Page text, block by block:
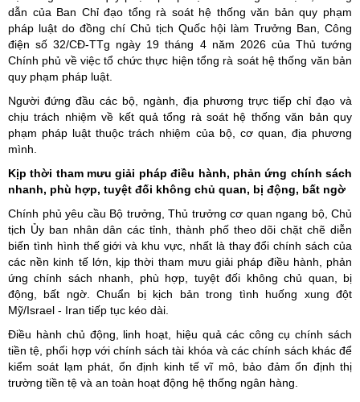
dẫn của Ban Chỉ đạo tổng rà soát hệ thống văn bản quy phạm
pháp luật do đồng chí Chủ tịch Quốc hội làm Trưởng Ban, Công
điện số 32/CĐ-TTg ngày 19 tháng 4 năm 2026 của Thủ tướng
Chính phủ về việc tổ chức thực hiện tổng rà soát hệ thống văn bản
quy phạm pháp luật.
Người đứng đầu các bộ, ngành, địa phương trực tiếp chỉ đạo và
chịu trách nhiệm về kết quả tổng rà soát hệ thống văn bản quy
phạm pháp luật thuộc trách nhiệm của bộ, cơ quan, địa phương
mình.
Kịp thời tham mưu giải pháp điều hành, phản ứng chính sách
nhanh, phù hợp, tuyệt đối không chủ quan, bị động, bất ngờ
Chính phủ yêu cầu Bộ trưởng, Thủ trưởng cơ quan ngang bộ, Chủ
tịch Ủy ban nhân dân các tỉnh, thành phố theo dõi chặt chẽ diễn
biến tình hình thế giới và khu vực, nhất là thay đổi chính sách của
các nền kinh tế lớn, kịp thời tham mưu giải pháp điều hành, phản
ứng chính sách nhanh, phù hợp, tuyệt đối không chủ quan, bị
động, bất ngờ. Chuẩn bị kịch bản trong tình huống xung đột
Mỹ/Israel - Iran tiếp tục kéo dài.
Điều hành chủ động, linh hoạt, hiệu quả các công cụ chính sách
tiền tệ, phối hợp với chính sách tài khóa và các chính sách khác để
kiểm soát lạm phát, ổn định kinh tế vĩ mô, bảo đảm ổn định thị
trường tiền tệ và an toàn hoạt động hệ thống ngân hàng.